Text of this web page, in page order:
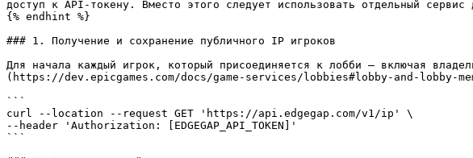
доступ к API-токену. Вместо этого следует использовать отдельный сервис
{% endhint %}
### 1. Получение и сохранение публичного IP игроков
Для начала каждый игрок, который присоединяется к лобби — включая
(https://dev.epicgames.com/docs/game-services/lobbies#lobby-and-lobby-
```
curl --location --request GET 'https://api.edgegap.com/v1/ip' \
--header 'Authorization: [EDGEGAP_API_TOKEN]'
```